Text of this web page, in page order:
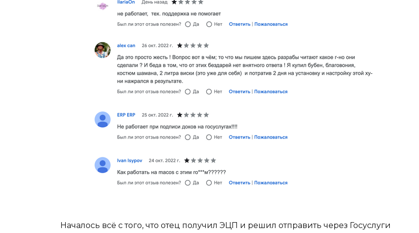
Началось всё с того, что отец получил ЭЦП и решил отправить через Госуслуги